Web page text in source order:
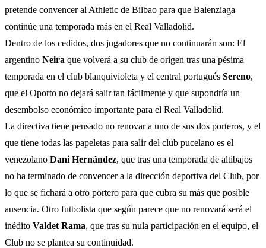
pretende convencer al Athletic de Bilbao para que Balenziaga
continúe una temporada más en el Real Valladolid.
Dentro de los cedidos, dos jugadores que no continuarán son: El
argentino Neira que volverá a su club de origen tras una pésima
temporada en el club blanquivioleta y el central portugués Sereno,
que el Oporto no dejará salir tan fácilmente y que supondría un
desembolso económico importante para el Real Valladolid.
La directiva tiene pensado no renovar a uno de sus dos porteros, y el
que tiene todas las papeletas para salir del club pucelano es el
venezolano Dani Hernández, que tras una temporada de altibajos
no ha terminado de convencer a la dirección deportiva del Club, por
lo que se fichará a otro portero para que cubra su más que posible
ausencia. Otro futbolista que según parece que no renovará será el
inédito Valdet Rama, que tras su nula participación en el equipo, el
Club no se plantea su continuidad.